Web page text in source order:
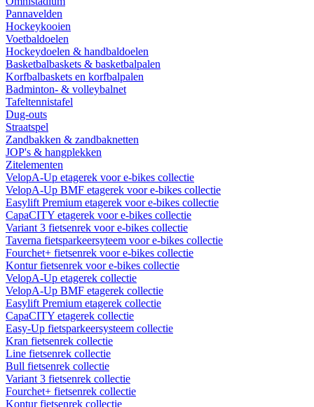
Pannavelden
Hockeykooien
Voetbaldoelen
Hockeydoelen & handbaldoelen
Basketbalbaskets & basketbalpalen
Korfbalbaskets en korfbalpalen
Badminton- & volleybalnet
Tafeltennistafel
Dug-outs
Straatspel
Zandbakken & zandbaknetten
JOP's & hangplekken
Zitelementen
VelopA-Up etagerek voor e-bikes collectie
VelopA-Up BMF etagerek voor e-bikes collectie
Easylift Premium etagerek voor e-bikes collectie
CapaCITY etagerek voor e-bikes collectie
Variant 3 fietsenrek voor e-bikes collectie
Taverna fietsparkeersyteem voor e-bikes collectie
Fourchet+ fietsenrek voor e-bikes collectie
Kontur fietsenrek voor e-bikes collectie
VelopA-Up etagerek collectie
VelopA-Up BMF etagerek collectie
Easylift Premium etagerek collectie
CapaCITY etagerek collectie
Easy-Up fietsparkeersysteem collectie
Kran fietsenrek collectie
Line fietsenrek collectie
Bull fietsenrek collectie
Variant 3 fietsenrek collectie
Fourchet+ fietsenrek collectie
Kontur fietsenrek collectie